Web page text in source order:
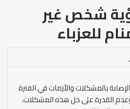
شخص غير
للعزباء
بالمشكلات والأزمات في الفترة
وعدم القدرة على حل هذه المشكلات،